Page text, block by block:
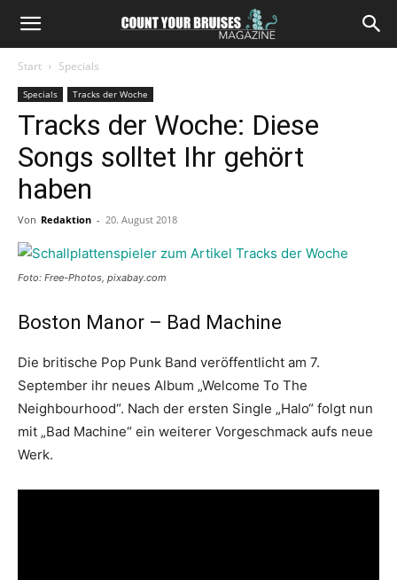
Start Specials
Specials Tracks der Woche
Tracks der Woche: Diese
Songs solltet Ihr gehört
haben
Von Redaktion - 20. August 2018
Foto: Free-Photos, pixabay.com
Boston Manor – Bad Machine
Die britische Pop Punk Band veröffentlicht am 7.
September ihr neues Album „Welcome To The
Neighbourhood“. Nach der ersten Single „Halo“ folgt nun
mit „Bad Machine“ ein weiterer Vorgeschmack aufs neue
Werk.